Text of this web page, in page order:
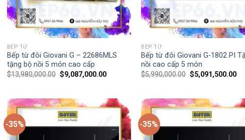
BẾP TỪ
Bếp từ đôi Giovani G – 22686MLS
tặng bộ nồi 5 món cao cấp
$13,980,000.00 $9,087,000.00
BẾP TỪ
Bếp từ đôi Giovani G-1802 PI
nồi cao cấp 5 món
$5,990,000.00 $5,091,500.00
-35% -35%